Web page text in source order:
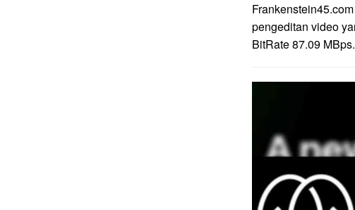
pengeditan video
BitRate 87.09